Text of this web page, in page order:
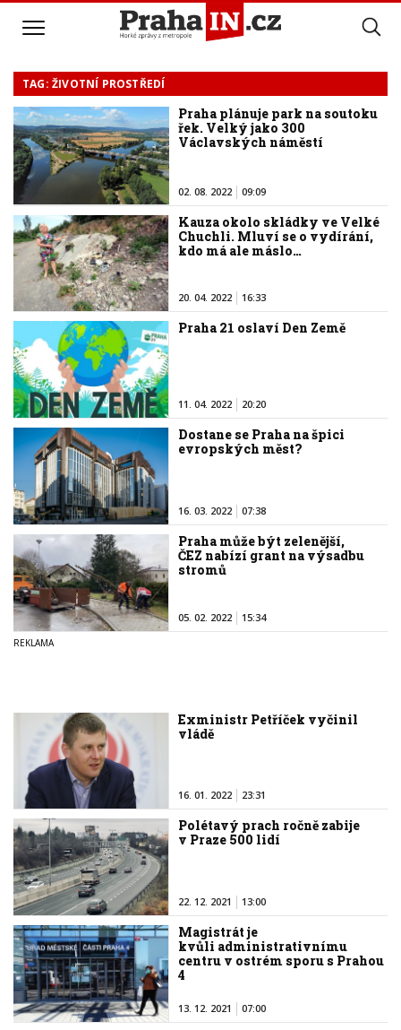
TAG: ŽIVOTNÍ PROSTŘEDÍ
Praha plánuje park na soutoku
řek. Velký jako 300
Václavských náměstí
02. 08. 2022 09:09
Kauza okolo skládky ve Velké
Chuchli. Mluví se o vydírání,
kdo má ale máslo…
20. 04. 2022 16:33
Praha 21 oslaví Den Země
11. 04. 2022 20:20
Dostane se Praha na špici
evropských měst?
16. 03. 2022 07:38
Praha může být zelenější,
ČEZ nabízí grant na výsadbu
stromů
05. 02. 2022 15:34
Exministr Petříček vyčinil
vládě
16. 01. 2022 23:31
Polétavý prach ročně zabije
v Praze 500 lidí
22. 12. 2021 13:00
Magistrát je
kvůli administrativnímu
centru v ostrém sporu s Prahou
4
13. 12. 2021 07:00